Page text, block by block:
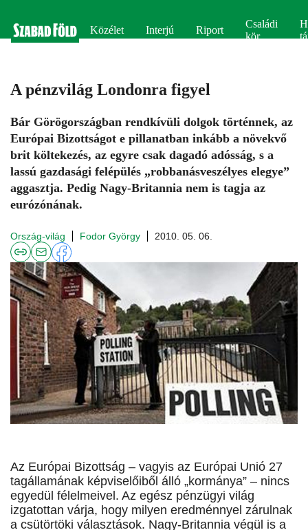
Közélet Interjú Riport
Családi
kör
A pénzvilág Londonra figyel
Bár Görögországban rendkívüli dolgok történnek, az
Európai Bizottságot e pillanatban inkább a növekvő
brit költekezés, az egyre csak dagadó adósság, s a
lassú gazdasági felépülés „robbanásveszélyes elegye”
aggasztja. Pedig Nagy-Britannia nem is tagja az
eurózónának.
Ország-világ Fodor György 2010. 05. 06.
Az Európai Bizottság – vagyis az Európai Unió 27
tagállamának képviselőiből álló „kormánya” – nincs
egyedül félelmeivel. Az egész pénzügyi világ
izgatottan várja, hogy milyen eredménnyel zárulnak
a csütörtöki választások. Nagy-Britannia végül is a